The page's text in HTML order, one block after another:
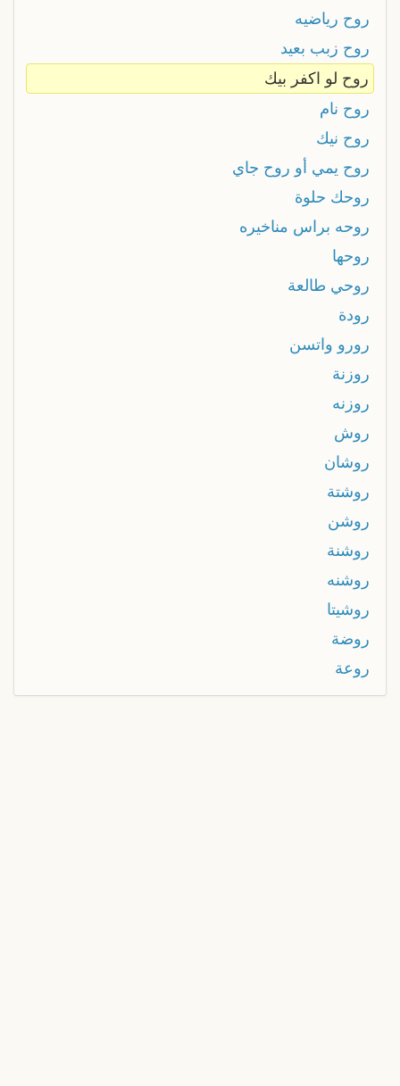
روح رياضيه
روح زبب بعيد
روح لو اكفر بيك
روح نام
روح نيك
روح يمي أو روح جاي
روحك حلوة
روحه براس مناخيره
روحها
روحي طالعة
رودة
رورو واتسن
روزنة
روزنه
روش
روشان
روشتة
روشن
روشنة
روشنه
روشيتا
روضة
روعة